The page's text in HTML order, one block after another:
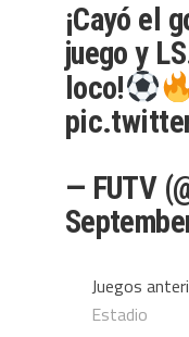
¡Cayó el
juego y
loco!
— FUTV
Juegos
Estadio